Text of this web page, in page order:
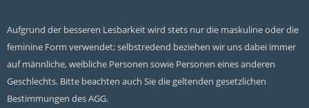
Aufgrund der besseren Lesbarkeit wird stets nur die maskuline oder die
feminine Form verwendet; selbstredend beziehen wir uns dabei immer
auf männliche, weibliche Personen sowie Personen eines anderen
Geschlechts. Bitte beachten auch Sie die geltenden gesetzlichen
Bestimmungen des AGG.